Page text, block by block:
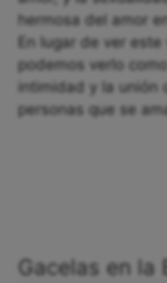
hermosa del amor
En lugar de ver
podemos verlo
intimidad y la unión
personas que se
Gacelas en la